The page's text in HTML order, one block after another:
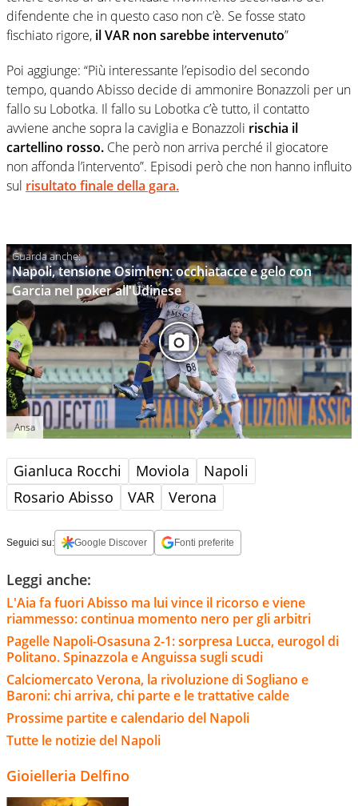
difendente che in questo caso non c’è. Se fosse stato
fischiato rigore, il VAR non sarebbe intervenuto”
Poi aggiunge: “Più interessante l’episodio del secondo
tempo, quando Abisso decide di ammonire Bonazzoli per un
fallo su Lobotka. Il fallo su Lobotka c’è tutto, il contatto
avviene anche sopra la caviglia e Bonazzoli rischia il
cartellino rosso. Che però non arriva perché il giocatore
non affonda l’intervento”. Episodi però che non hanno influito
sul risultato finale della gara.
Napoli, tensione Osimhen: occhiatacce e gelo con
Garcia nel poker all'Udinese
Ansa
Gianluca Rocchi Moviola
Napoli
Rosario Abisso
VAR Verona
Seguici su: Google Discover Fonti preferite
Leggi anche:
L'Aia fa fuori Abisso ma lui vince il ricorso e viene
riammesso: continua momento nero per gli arbitri
Pagelle Napoli-Osasuna 2-1: sorpresa Lucca, eurogol di
Politano. Spinazzola e Anguissa sugli scudi
Calciomercato Verona, la rivoluzione di Sogliano e
Baroni: chi arriva, chi parte e le trattative calde
Prossime partite e calendario del Napoli
Tutte le notizie del Napoli
Gioielleria Delfino